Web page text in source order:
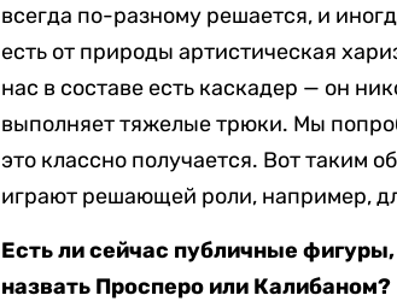
всегда по-разному решается, и
есть от природы артистическая
нас в составе есть каскадер — он
выполняет тяжелые трюки. Мы
это классно получается. Вот таким
играют решающей роли, например,
Есть ли сейчас публичные
назвать Просперо или Калибаном?